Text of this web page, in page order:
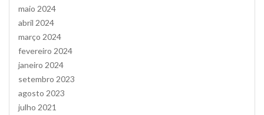
maio 2024
abril 2024
março 2024
fevereiro 2024
janeiro 2024
setembro 2023
agosto 2023
julho 2021